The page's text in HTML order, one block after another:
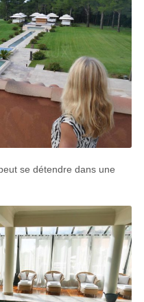
se détendre dans une